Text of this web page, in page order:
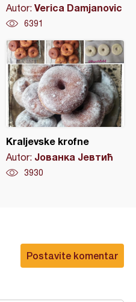
Autor: Verica Damjanovic
6391
Kraljevske krofne
Autor: Јованка Јевтић
3930
Postavite komentar